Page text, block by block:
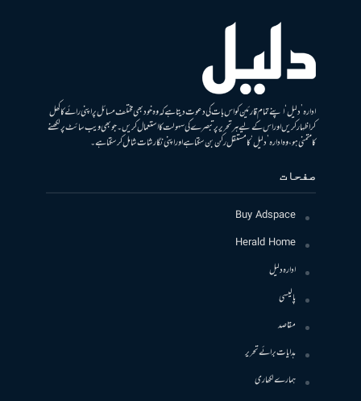
ادارہ ’دلیل‘ اپنے تمام قارئین کو اس بات کی دعوت دیتا ہے کہ وہ خود بھی مختلف مسائل پر اپنی رائے کا کھل
کر اظہار کریں اور اس کے لیے ہر تحریر پر تبصرے کی سہولت کا استعمال کریں۔ جو بھی ویب سائٹ پر لکھنے
کا متمنی ہو، وہ ادارہ ’دلیل‘ کا مستقل رکن بن سکتا ہے اور اپنی نگارشات شامل کرسکتا ہے۔
صفحات
Buy Adspace
Herald Home
ادارہ دلیل
پالیسی
مقاصد
ہدایات برائے تحریر
ہمارے لکھاری